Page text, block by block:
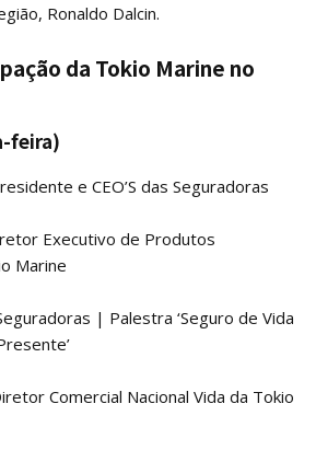
Ronaldo Dalcin.
da Tokio Marine no
feira)
e CEO’S das Seguradoras
Executivo de Produtos
Marine
| Palestra ‘Seguro de Vida
Comercial Nacional Vida da Tokio